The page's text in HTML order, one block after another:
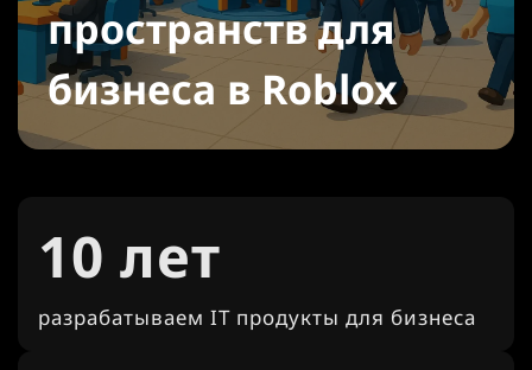
пространств для
бизнеса в Roblox
10 лет
разрабатываем IT продукты для бизнеса